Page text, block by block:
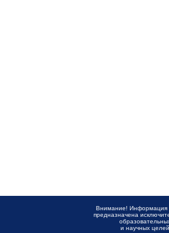
Внимание! Информация
предназначена
и научных целей